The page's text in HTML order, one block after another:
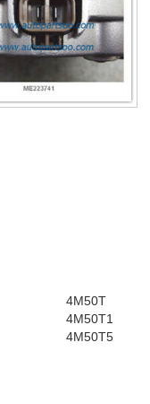
4M50T
4M50T1
4M50T5